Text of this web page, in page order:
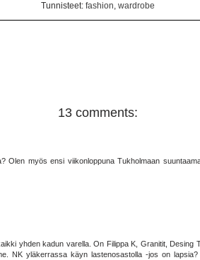
Tunnisteet: fashion, wardrobe
13 comments:
Olen myös ensi viikonloppuna Tukholmaan
yhden kadun varella. On Filippa K, Granitit,
NK yläkerrassa käyn lastenosastolla -jos on